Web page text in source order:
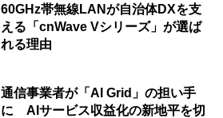
60GHz帯無線LANが自治体DXを支
える「cnWave Vシリーズ」が選ば
れる理由
通信事業者が「AI Grid」の担い手
に AIサービス収益化の新地平を切